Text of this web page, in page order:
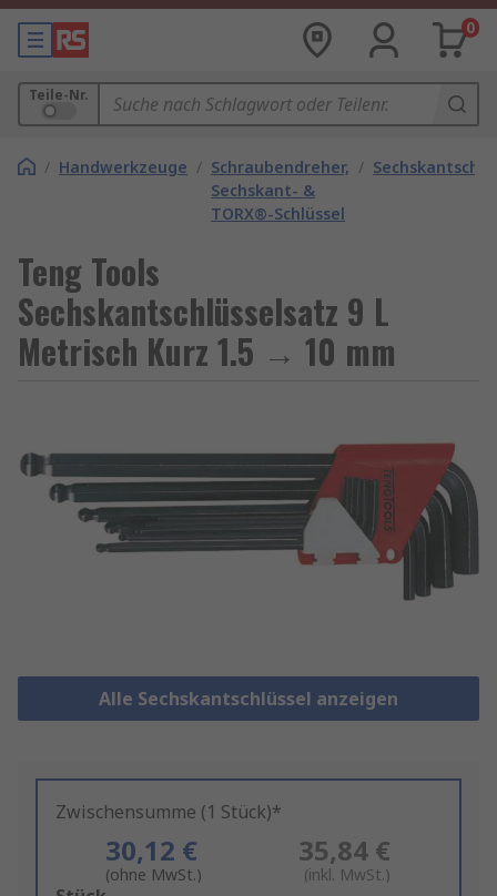
0
Teile-Nr.
/ Handwerkzeuge / Schraubendreher,
Sechskant- &
TORX®-Schlüssel
/
Teng Tools
Sechskantschlüsselsatz 9 L
Metrisch Kurz 1.5 → 10 mm
Alle Sechskantschlüssel anzeigen
Zwischensumme (1 Stück)*
30,12 €
(ohne MwSt.)
35,84 €
(inkl. MwSt.)